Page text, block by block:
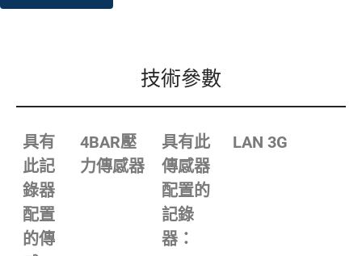
技術參數
具有
此記
錄器
配置
的傳
4BAR壓
力傳感器
具有此
傳感器
配置的
記錄
器：
LAN 3G